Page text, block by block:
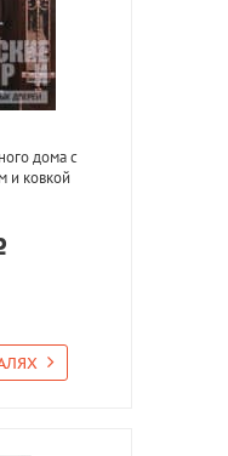
дома с
и ковкой